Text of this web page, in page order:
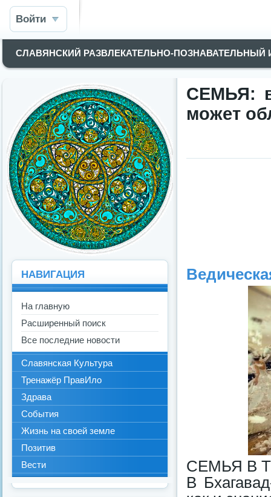
Войти
СЛАВЯНСКИЙ РАЗВЛЕКАТЕЛЬНО-
СЕМЬЯ:
может
СЕМЬЯ В
В
НАВИГАЦИЯ
На главную
Расширенный поиск
Все последние новости
Славянская Культура
Тренажёр ПравИло
Здрава
События
Жизнь на своей земле
Позитив
Вести